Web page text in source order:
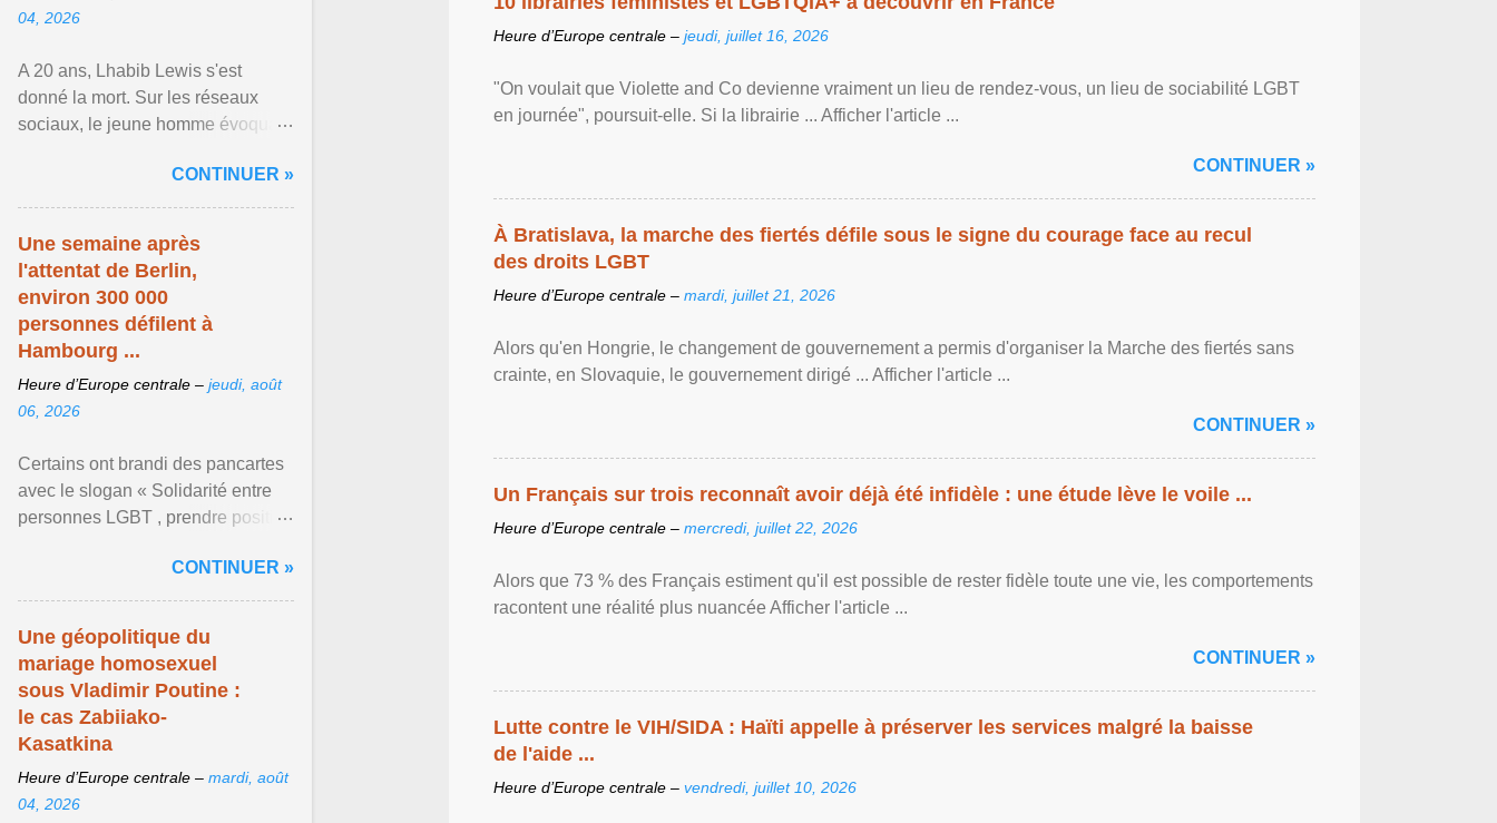
Heure d’Europe centrale – jeudi, juillet 16, 2026
"On voulait que Violette and Co devienne vraiment un lieu de rendez-vous, un lieu de sociabilité LGBT
en journée", poursuit-elle. Si la librairie ... Afficher l'article ...
CONTINUER »
À Bratislava, la marche des fiertés défile sous le signe du courage face au recul
des droits LGBT
Heure d’Europe centrale – mardi, juillet 21, 2026
Alors qu'en Hongrie, le changement de gouvernement a permis d'organiser la Marche des fiertés sans
crainte, en Slovaquie, le gouvernement dirigé ... Afficher l'article ...
CONTINUER »
Un Français sur trois reconnaît avoir déjà été infidèle : une étude lève le voile ...
Heure d’Europe centrale – mercredi, juillet 22, 2026
Alors que 73 % des Français estiment qu'il est possible de rester fidèle toute une vie, les comportements
racontent une réalité plus nuancée Afficher l'article ...
CONTINUER »
Lutte contre le VIH/SIDA : Haïti appelle à préserver les services malgré la baisse
de l'aide ...
Heure d’Europe centrale – vendredi, juillet 10, 2026
04, 2026
A 20 ans, Lhabib Lewis s'est
donné la mort. Sur les réseaux
sociaux, le jeune homme évoquait
santé mentale, sa sexualité et
Afficher l'article ...
CONTINUER »
Une semaine après
l'attentat de Berlin,
environ 300 000
personnes défilent à
Hambourg ...
Heure d’Europe centrale – jeudi, août
06, 2026
Certains ont brandi des pancartes
avec le slogan « Solidarité entre
personnes LGBT , prendre position
raison de l ... Afficher l'article ...
CONTINUER »
Une géopolitique du
mariage homosexuel
sous Vladimir Poutine :
le cas Zabiiako-
Kasatkina
Heure d’Europe centrale – mardi, août
04, 2026